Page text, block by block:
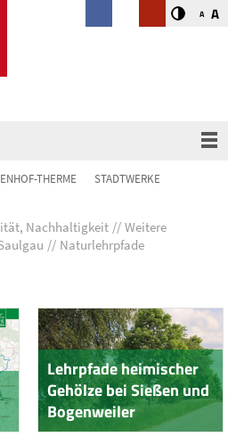
A A
THERME STADTWERKE
Nachhaltigkeit
Weitere
Naturlehrpfade
Lehrpfade heimischer
Gehölze bei Sießen und
Bogenweiler